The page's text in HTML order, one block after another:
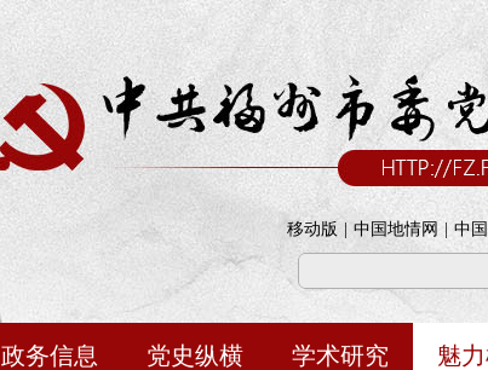
移动版 中国地情网 中
政务信息 党史纵横 学术研究 魅